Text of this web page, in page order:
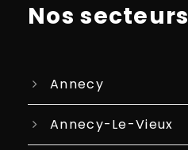
Nos secteurs
Annecy
Annecy-Le-Vieux